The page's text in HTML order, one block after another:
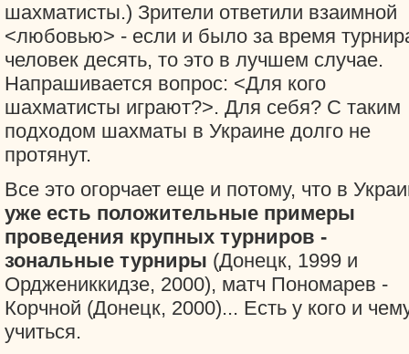
шахматисты.) Зрители ответили взаимной
<любовью> - если и было за время
человек десять, то это в лучшем случае.
Напрашивается вопрос: <Для кого
шахматисты играют?>. Для себя? С таким
подходом шахматы в Украине долго не
протянут.
Все это огорчает еще и потому, что в
уже есть положительные примеры
проведения крупных турниров -
зональные турниры (Донецк, 1999 и
Орджениккидзе, 2000), матч Пономарев -
Корчной (Донецк, 2000)... Есть у кого и
учиться.